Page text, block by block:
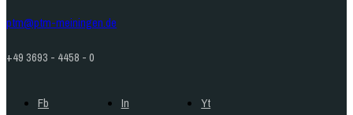
ptm@ptm-meiningen.de
+49 3693 - 4458 - 0
Fb In Yt